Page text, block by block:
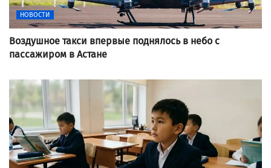
НОВОСТИ
Воздушное такси впервые поднялось в небо с
пассажиром в Астане